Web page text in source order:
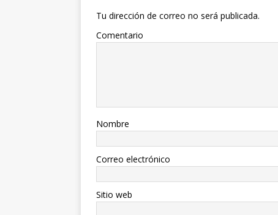
Tu dirección de correo no será publicada.
Comentario
Nombre
Correo electrónico
Sitio web